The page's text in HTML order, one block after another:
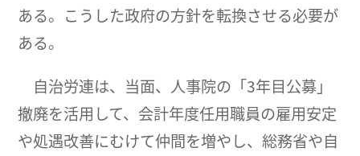
ある。こうした政府の方針を転換させる必要が
ある。
自治労連は、当面、人事院の「3年目公募」
撤廃を活用して、会計年度任用職員の雇用安定
や処遇改善にむけて仲間を増やし、総務省や自